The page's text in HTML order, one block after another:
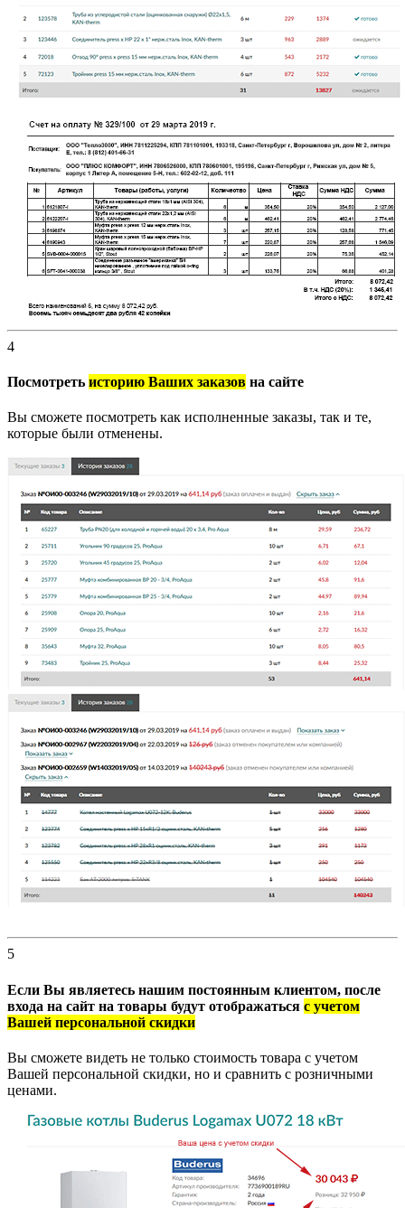
4
Посмотреть историю Ваших заказов на сайте
Вы сможете посмотреть как исполненные заказы, так и те,
которые были отменены.
5
Если Вы являетесь нашим постоянным клиентом, после
входа на сайт на товары будут отображаться с учетом
Вашей персональной скидки
Вы сможете видеть не только стоимость товара с учетом
Вашей персональной скидки, но и сравнить с розничными
ценами.